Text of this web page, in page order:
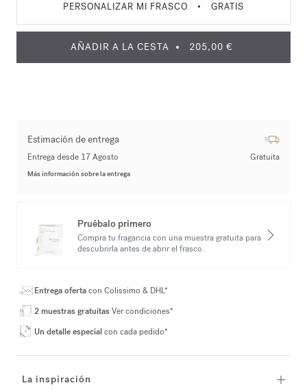
PERSONALIZAR MI FRASCO • GRATIS
AÑADIR A LA CESTA 205,00 €
Estimación de entrega
Entrega desde 17 Agosto Gratuita
Más información sobre la entrega
Pruébalo primero
Compra tu fragancia con una muestra gratuita para
descubrirla antes de abrir el frasco.
Entrega ofertacon Colissimo & DHL*
2 muestras gratuitasVer condiciones*
Un detalle especialcon cada pedido*
La inspiración